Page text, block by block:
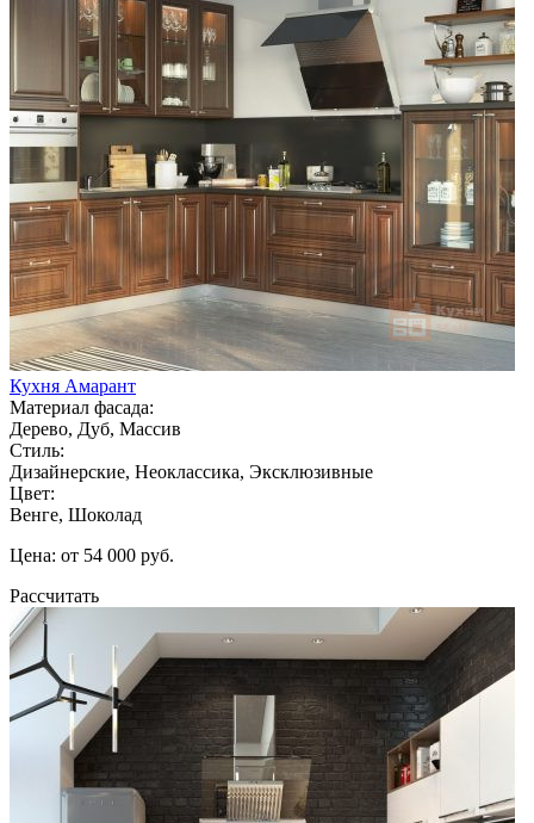
Кухня Амарант
Материал фасада:
Дерево, Дуб, Массив
Стиль:
Дизайнерские, Неоклассика, Эксклюзивные
Цвет:
Венге, Шоколад
Цена: от 54 000 руб.
Рассчитать